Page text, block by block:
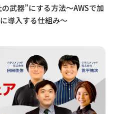
の武器”にする方法〜AWSで加
導入する仕組み〜